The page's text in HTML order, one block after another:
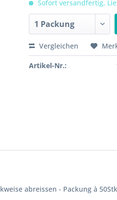
Sofort versandfertig,
Vergleichen
Artikel-Nr.:
abreissen - Packung à